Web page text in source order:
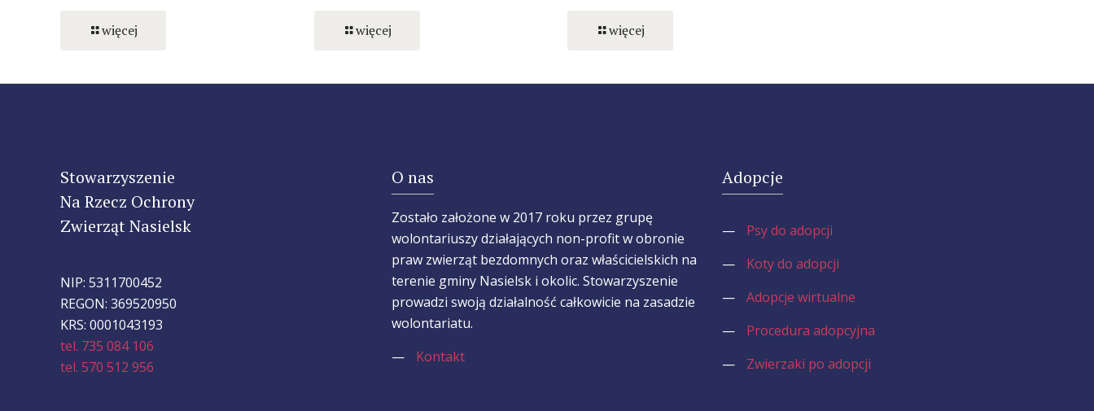
więcej więcej więcej
Stowarzyszenie
Na Rzecz Ochrony
Zwierząt Nasielsk
NIP: 5311700452
REGON: 369520950
KRS: 0001043193
tel. 735 084 106
tel. 570 512 956
O nas
Zostało założone w 2017 roku przez grupę
wolontariuszy działających non-profit w obronie
praw zwierząt bezdomnych oraz właścicielskich na
terenie gminy Nasielsk i okolic. Stowarzyszenie
prowadzi swoją działalność całkowicie na zasadzie
wolontariatu.
—
Kontakt
Adopcje
—
Psy do adopcji
—
Koty do adopcji
—
Adopcje wirtualne
—
Procedura adopcyjna
—
Zwierzaki po adopcji